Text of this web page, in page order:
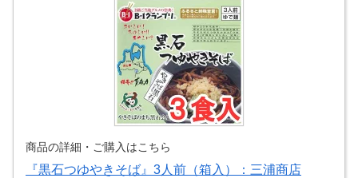
商品の詳細・ご購入はこちら
『黒石つゆやきそば』3人前（箱入）：三浦商店